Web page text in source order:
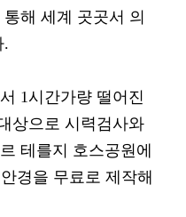
해 세계 곳곳서 의
.
1시간가량 떨어진
상으로 시력검사와
테를지 호스공원에
경을 무료로 제작해